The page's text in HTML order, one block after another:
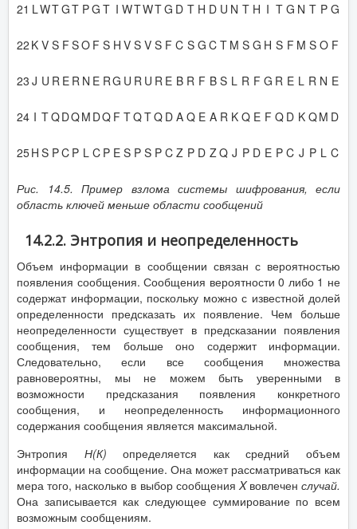
21 LWTGT PG T I WTWTG D T H D U N T H I T G N T P G
22 K V S F SO F S H V S V S F C S G C T M S G H S F M S O F
23 J U R E R N E RG U R U R E B R F B S L R F G R E L R N E
24 I TQDQM DQ F TQTQ D A Q E A R K Q E F Q D K QM D
25H S PC P L C P E S P S P C Z P D ZQ J P D E P C J P L C
Рис. 14.5. Пример взлома системы шифрования, если
область ключей меньше области сообщений
14.2.2. Энтропия и неопределенность
Объем информации в сообщении связан с вероятностью
появления сообщения. Сообщения вероятности 0 либо 1 не
содержат информации, поскольку можно с известной долей
определенности предсказать их появление. Чем больше
неопределенности существует в предсказании появления
сообщения, тем больше оно содержит информации.
Следовательно, если все сообщения множества
равновероятны, мы не можем быть уверенными в
возможности предсказания появления конкретного
сообщения, и неопределенность информационного
содержания сообщения является максимальной.
Энтропия Н(К)определяется как средний объем
информации на сообщение. Она может рассматриваться как
мера того, насколько в выбор сообщения Xвовлечен случай.
Она записывается как следующее суммирование по всем
возможным сообщениям.